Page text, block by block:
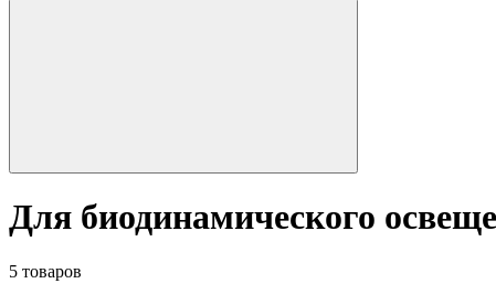
Для биодинамического
5 товаров